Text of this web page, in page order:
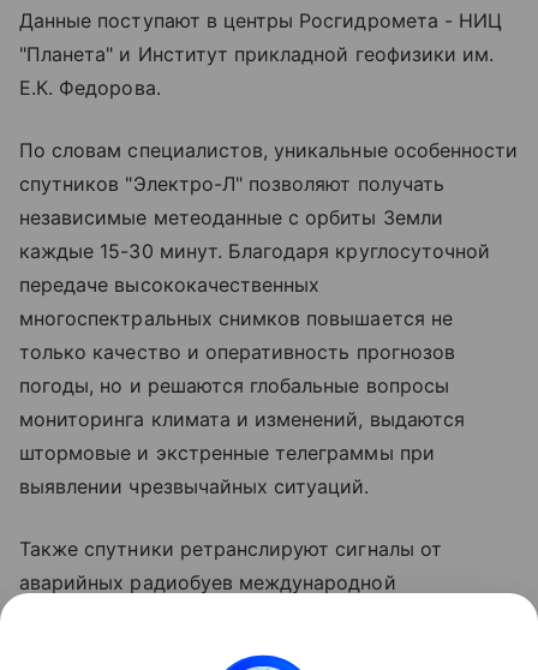
Данные поступают в центры Росгидромета - НИЦ
"Планета" и Институт прикладной геофизики им.
Е.К. Федорова.
По словам специалистов, уникальные особенности
спутников "Электро-Л" позволяют получать
независимые метеоданные с орбиты Земли
каждые 15-30 минут. Благодаря круглосуточной
передаче высококачественных
многоспектральных снимков повышается не
только качество и оперативность прогнозов
погоды, но и решаются глобальные вопросы
мониторинга климата и изменений, выдаются
штормовые и экстренные телеграммы при
выявлении чрезвычайных ситуаций.
Также спутники ретранслируют сигналы от
аварийных радиобуев международной
КОСПАС-САРСАТ. Это помогает поисково-